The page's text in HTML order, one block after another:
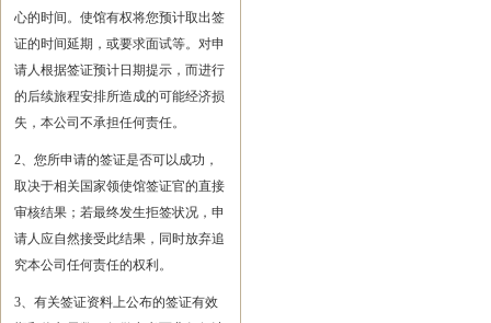
心的时间。使馆有权将您预计取出签
证的时间延期，或要求面试等。对申
请人根据签证预计日期提示，而进行
的后续旅程安排所造成的可能经济损
失，本公司不承担任何责任。
2、您所申请的签证是否可以成功，
取决于相关国家领使馆签证官的直接
审核结果；若最终发生拒签状况，申
请人应自然接受此结果，同时放弃追
究本公司任何责任的权利。
3、有关签证资料上公布的签证有效